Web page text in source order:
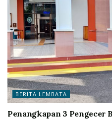
BERITA LEMBATA
Penangkapan 3 Pengecer